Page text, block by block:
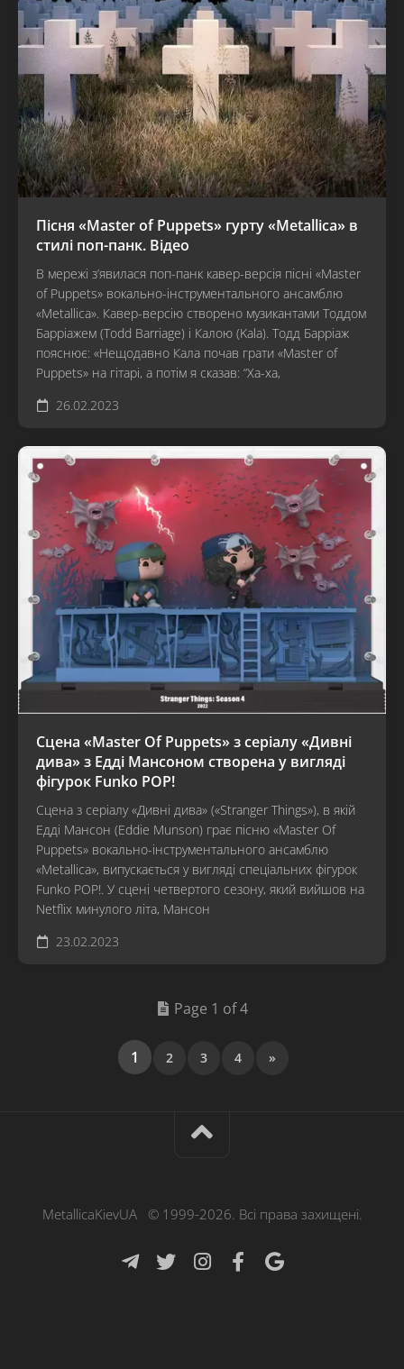
Пісня «Master of Puppets» гурту «Metallica» в
стилі поп-панк. Відео
В мережі з’явилася поп-панк кавер-версія пісні «Master
of Puppets» вокально-інструментального ансамблю
«Metallica». Кавер-версію створено музикантами Тоддом
Барріажем (Todd Barriage) і Калою (Kala). Тодд Барріаж
пояснює: «Нещодавно Кала почав грати «Master of
Puppets» на гітарі, а потім я сказав: “Ха-ха,
26.02.2023
Сцена «Master Of Puppets» з серіалу «Дивні
дива» з Едді Мансоном створена у вигляді
фігурок Funko POP!
Сцена з серіалу «Дивні дива» («Stranger Things»), в якій
Едді Мансон (Eddie Munson) грає пісню «Master Of
Puppets» вокально-інструментального ансамблю
«Metallica», випускається у вигляді спеціальних фігурок
Funko POP!. У сцені четвертого сезону, який вийшов на
Netflix минулого літа, Мансон
23.02.2023
Page 1 of 4
1 2 3 4 »
MetallicaKievUA © 1999-2026. Всі права захищені.